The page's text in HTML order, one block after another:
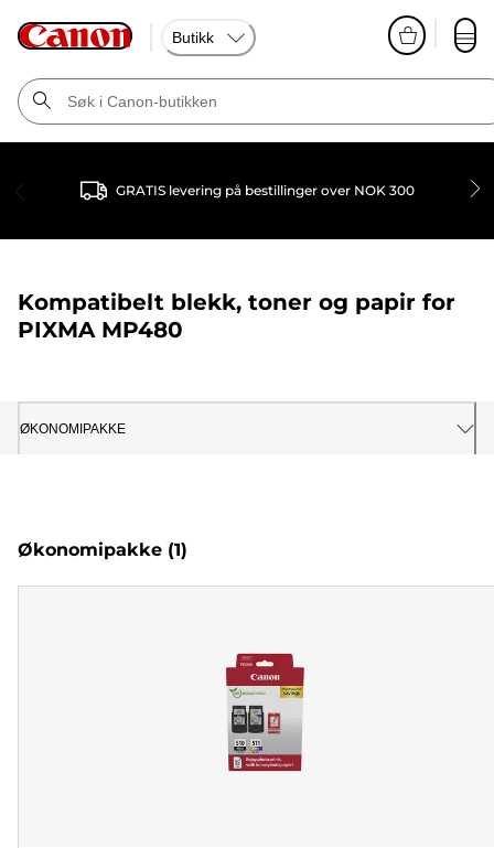
Butikk
GRATIS levering på bestillinger over NOK 300
Kompatibelt blekk, toner og papir for
PIXMA MP480
ØKONOMIPAKKE
Økonomipakke (1)